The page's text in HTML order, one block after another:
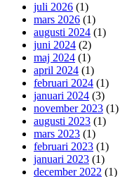
juli 2026 (1)
mars 2026 (1)
augusti 2024 (1)
juni 2024 (2)
maj 2024 (1)
april 2024 (1)
februari 2024 (1)
januari 2024 (3)
november 2023 (1)
augusti 2023 (1)
mars 2023 (1)
februari 2023 (1)
januari 2023 (1)
december 2022 (1)